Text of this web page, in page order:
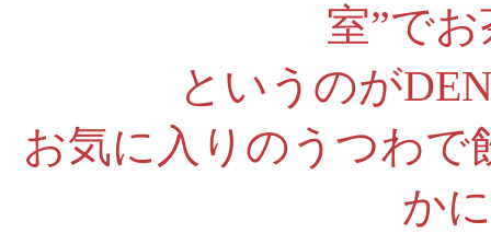
室”で
というのが
お気に入りのうつわ
か